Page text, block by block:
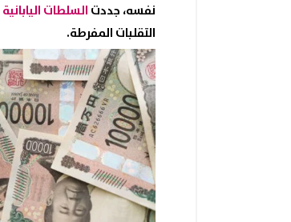
نفسه، جددت السلطات اليابانية
التقلبات المفرطة.